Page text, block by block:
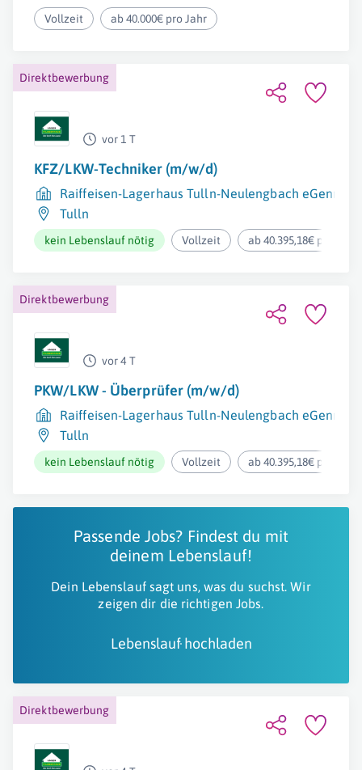
Vollzeit ab 40.000€ pro Jahr
Direktbewerbung
vor 1 T
KFZ/LKW-Techniker (m/w/d)
Raiffeisen-Lagerhaus Tulln-Neulengbach eGenmbH
Tulln
kein Lebenslauf nötig Vollzeit ab 40.395,18€ pro Jahr
Direktbewerbung
vor 4 T
PKW/LKW - Überprüfer (m/w/d)
Raiffeisen-Lagerhaus Tulln-Neulengbach eGenmbH
Tulln
kein Lebenslauf nötig Vollzeit ab 40.395,18€ pro Jahr
Passende Jobs? Findest du mit
deinem Lebenslauf!
Dein Lebenslauf sagt uns, was du suchst. Wir
zeigen dir die richtigen Jobs.
Lebenslauf hochladen
Direktbewerbung